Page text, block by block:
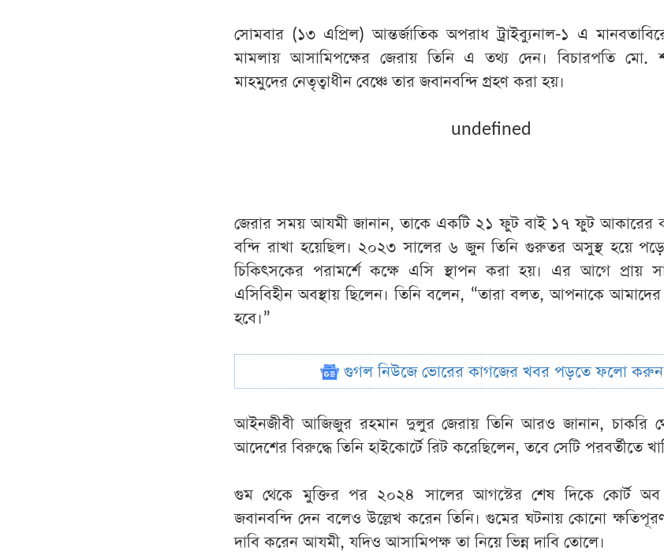
সোমবার (১৩ এপ্রিল) আন্তর্জাতিক অপরাধ ট্রাইব্যুনাল-১ এ
মামলায় আসামিপক্ষের জেরায় তিনি এ তথ্য দেন। বিচারপতি
মাহমুদের নেতৃত্বাধীন বেঞ্চে তার জবানবন্দি গ্রহণ করা হয়।
undefined
জেরার সময় আযমী জানান, তাকে একটি ২১ ফুট বাই ১৭ ফুট আকারের
বন্দি রাখা হয়েছিল। ২০২৩ সালের ৬ জুন তিনি গুরুতর অসুস্থ হয়ে
চিকিৎসকের পরামর্শে কক্ষে এসি স্থাপন করা হয়। এর আগে প্রায়
এসিবিহীন অবস্থায় ছিলেন। তিনি বলেন, “তারা বলত, আপনাকে আমাদের
হবে।”
গুগল নিউজে ভোরের কাগজের খবর পড়তে ফলো করুন
আইনজীবী আজিজুর রহমান দুলুর জেরায় তিনি আরও জানান, চাকরি
আদেশের বিরুদ্ধে তিনি হাইকোর্টে রিট করেছিলেন, তবে সেটি পরবর্তীতে
গুম থেকে মুক্তির পর ২০২৪ সালের আগস্টের শেষ দিকে কোর্ট অব
জবানবন্দি দেন বলেও উল্লেখ করেন তিনি। গুমের ঘটনায় কোনো
দাবি করেন আযমী, যদিও আসামিপক্ষ তা নিয়ে ভিন্ন দাবি তোলে।